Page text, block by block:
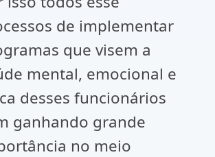
de implementar
que visem a
mental, emocional e
desses funcionários
ganhando grande
no meio